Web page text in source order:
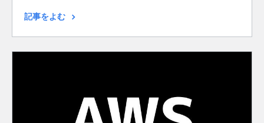
記事をよむ